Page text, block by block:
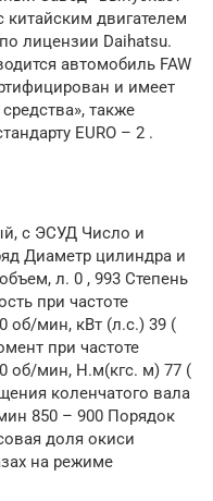
двигателем
лицензии Daihatsu.
автомобиль FAW
и имеет
также
EURO – 2 .
c ЭСУД Число и
Диаметр цилиндра и
л. 0 , 993 Степень
при частоте
об/мин, кВт (л.с.) 39 (
при частоте
об/мин, Н.м(кгс. м) 77 (
коленчатого вала
850 – 900 Порядок
доля окиси
на режиме